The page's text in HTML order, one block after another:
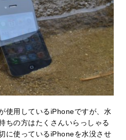
使用しているiPhoneですが、水
ちの方はたくさんいらっしゃる
に使っているiPhoneを水没させ